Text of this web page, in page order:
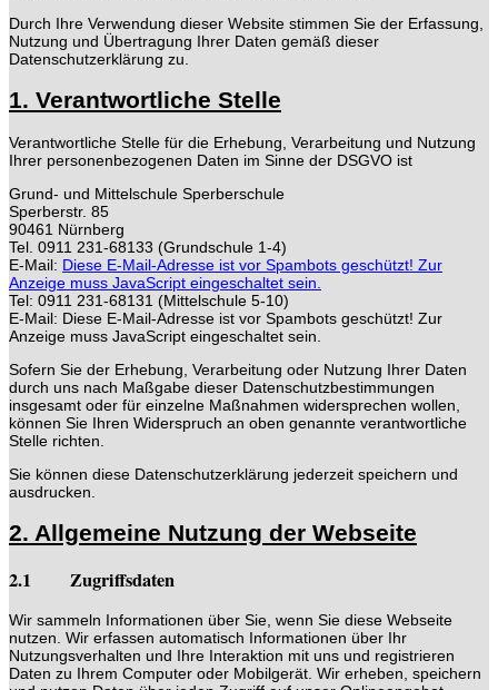
Durch Ihre Verwendung dieser Website stimmen Sie der Erfassung,
Nutzung und Übertragung Ihrer Daten gemäß dieser
Datenschutzerklärung zu.
1. Verantwortliche Stelle
Verantwortliche Stelle für die Erhebung, Verarbeitung und Nutzung
Ihrer personenbezogenen Daten im Sinne der DSGVO ist
Grund- und Mittelschule Sperberschule
Sperberstr. 85
90461 Nürnberg
Tel. 0911 231-68133 (Grundschule 1-4)
E-Mail: Diese E-Mail-Adresse ist vor Spambots geschützt! Zur
Anzeige muss JavaScript eingeschaltet sein.
Tel: 0911 231-68131 (Mittelschule 5-10)
E-Mail: Diese E-Mail-Adresse ist vor Spambots geschützt! Zur
Anzeige muss JavaScript eingeschaltet sein.
Sofern Sie der Erhebung, Verarbeitung oder Nutzung Ihrer Daten
durch uns nach Maßgabe dieser Datenschutzbestimmungen
insgesamt oder für einzelne Maßnahmen widersprechen wollen,
können Sie Ihren Widerspruch an oben genannte verantwortliche
Stelle richten.
Sie können diese Datenschutzerklärung jederzeit speichern und
ausdrucken.
2. Allgemeine Nutzung der Webseite
2.1 Zugriffsdaten
Wir sammeln Informationen über Sie, wenn Sie diese Webseite
nutzen. Wir erfassen automatisch Informationen über Ihr
Nutzungsverhalten und Ihre Interaktion mit uns und registrieren
Daten zu Ihrem Computer oder Mobilgerät. Wir erheben, speichern